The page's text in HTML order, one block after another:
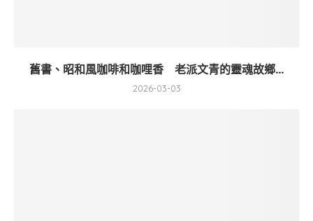
舊書、昭和風咖啡和咖哩香 老派文青的靈魂故鄉...
2026-03-03